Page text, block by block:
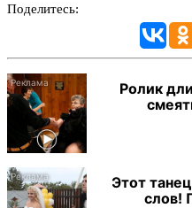
Поделитесь:
Ролик
Этот
слов!